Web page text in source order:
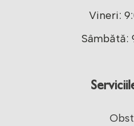
Vineri:
Sâmbătă: